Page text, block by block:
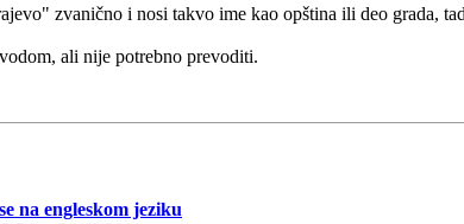
zvanično i nosi takvo ime kao opština ili deo grada,
ali nije potrebno prevoditi.
na engleskom jeziku